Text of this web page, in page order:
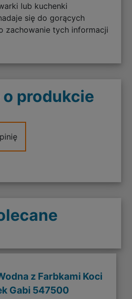
lub kuchenki
się do gorących
zachowanie tych informacji
o produkcie
z Farbkami Koci
Gabi 547500